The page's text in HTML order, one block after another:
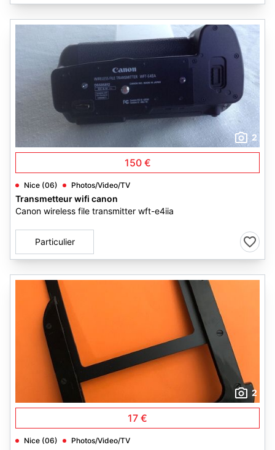
2
150 €
Nice (06) Photos/Video/TV
Transmetteur wifi canon
Canon wireless file transmitter wft-e4iia
Particulier
2
17 €
Nice (06) Photos/Video/TV